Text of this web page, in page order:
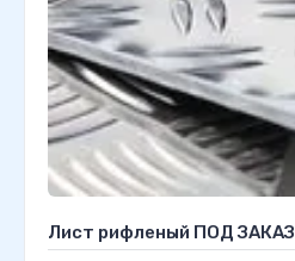
Лист рифленый ПОД ЗАКАЗ